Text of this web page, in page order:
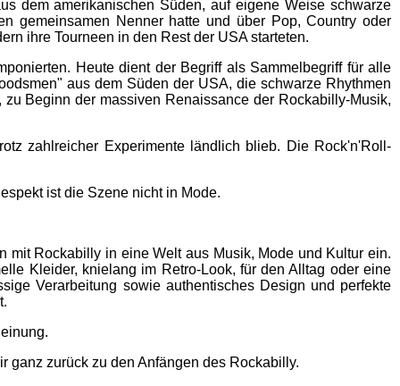
dem amerikanischen Süden, auf eigene Weise schwarze
gemeinsamen Nenner hatte und über Pop, Country oder
ihre Tourneen in den Rest der USA starteten.
Heute dient der Begriff als Sammelbegriff für alle
aus dem Süden der USA, die schwarze Rhythmen
Beginn der massiven Renaissance der Rockabilly-Musik,
zahlreicher Experimente ländlich blieb. Die Rock'n'Roll-
ist die Szene nicht in Mode.
Rockabilly in eine Welt aus Musik, Mode und Kultur ein.
Kleider, knielang im Retro-Look, für den Alltag oder eine
Verarbeitung sowie authentisches Design und perfekte
zurück zu den Anfängen des Rockabilly.